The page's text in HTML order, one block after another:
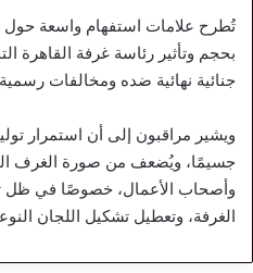
تُطرح علامات استفهام واسعة حول
بحجم وتأثير رئاسة غرفة القاهرة
جنائية نهائية ضده ومخالفات
ويشير مراقبون إلى أن استمرار
جسيمًا، ويُضعف من صورة الغرف
وأصحاب الأعمال، خصوصًا في ظل
الغرفة، وتعطيل تشكيل اللجان